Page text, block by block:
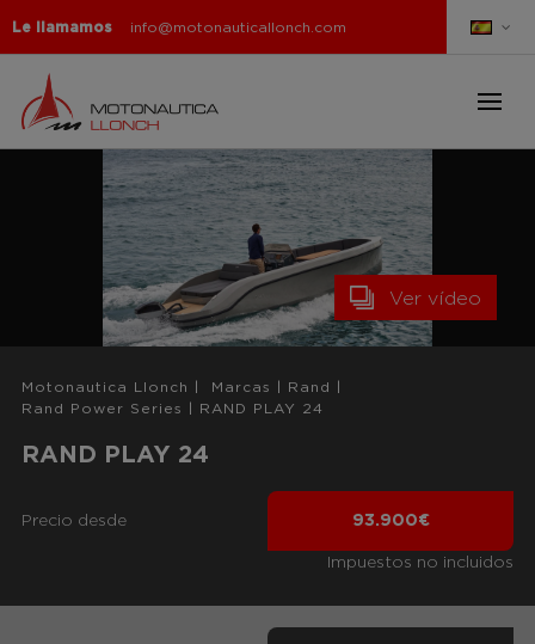
Le llamamos info@motonauticallonch.com
Ver vídeo
Motonautica Llonch Marcas Rand
Rand Power Series
RAND PLAY 24
RAND PLAY 24
Precio desde 93.900€
Impuestos no incluidos